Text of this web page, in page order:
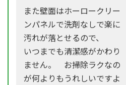
また壁面はホーロークリー
ンパネルで洗剤なしで楽に
汚れが落とせるので、
いつまでも清潔感がかわり
ません。 お掃除ラクなの
が何よりもうれしいですよ